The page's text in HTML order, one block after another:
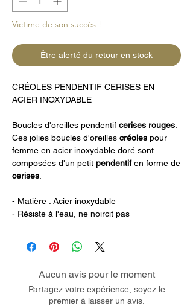
Victime de son succès !
Être alerté du retour en stock
CRÉOLES PENDENTIF CERISES EN
ACIER INOXYDABLE
Boucles d'oreilles pendentif cerises rouges
Ces jolies boucles d'oreilles créoles pour
femme en acier inoxydable doré sont
composées d'un petit pendentifen forme de
cerises
- Matière : Acier inoxydable
- Résiste à l'eau, ne noircit pas
Aucun avis pour le moment
Partagez votre expérience, soyez le
premier à laisser un avis.